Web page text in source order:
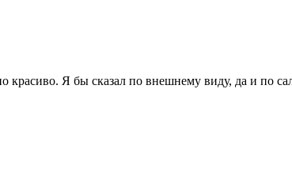
красиво. Я бы сказал по внешнему виду, да и по